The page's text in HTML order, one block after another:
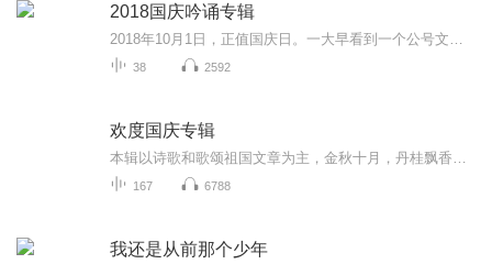
2018国庆吟诵专辑
38 2592
欢度国庆专辑
167 6788
我还是从前那个少年